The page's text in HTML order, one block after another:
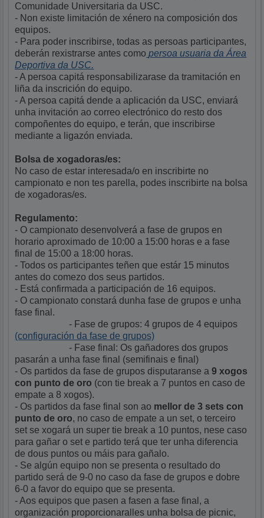
Comunidade Universitaria da USC.
- Non existe limitación de xénero na composición dos
equipos.
- Para poder inscribirse, todas as persoas participantes,
deberán rexistrarse antes como persoa usuaria da Área
Deportiva da USC.
- A persoa capitá responsabilizarase da tramitación en
liña da inscrición do equipo.
- A persoa capitá dende a aplicación da USC, enviará
unha invitación ao correo electrónico do resto dos
compoñentes do equipo, e terán, que inscribirse
mediante a ligazón enviada.
Bolsa de xogadoras/es:
No caso de estar interesada/o en inscribirte no
campionato e non tes parella, podes inscribirte na bolsa
de xogadoras/es.
Regulamento:
- O campionato desenvolverá a fase de grupos en
horario aproximado de 10:00 a 15:00 horas e a fase
final de 15:00 a 18:00 horas.
- Todos os participantes teñen que estár 15 minutos
antes do comezo dos seus partidos.
- Está confirmada a participación de 16 equipos.
- O campionato constará dunha fase de grupos e unha
fase final.
- Fase de grupos: 4 grupos de 4 equipos
(configuración da fase de grupos)
- Fase final: Os gañadores dos grupos
pasarán a unha fase final (semifinais e final)
- Os partidos da fase de grupos disputaranse a9 xogos
con punto de oro (con tie break a 7 puntos en caso de
empate a 8 xogos).
- Os partidos da fase final son ao mellor de 3 sets con
punto de oro, no caso de empate a un set, o terceiro
set se xogará un super tie break a 10 puntos, nese caso
para gañar o set e partido terá que ter unha diferencia
de dous puntos ou máis para gañalo.
- Se algún equipo non se presenta o resultado do
partido será de 9-0 no caso da fase de grupos e dobre
6-0 a favor do equipo que se presenta.
- Aos equipos que pasen a fasen a fase final, a
organización proporcionaralles unha bolsa de picnic,